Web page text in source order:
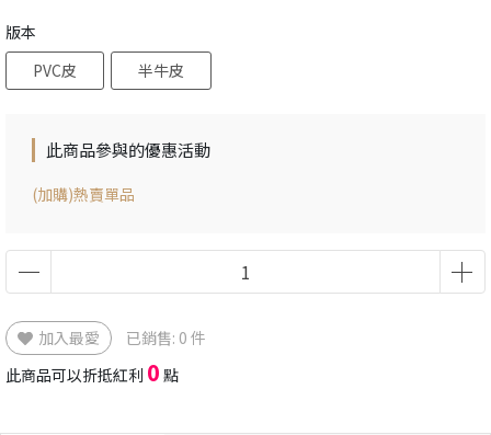
版本
PVC皮
半牛皮
此商品參與的優惠活動
(加購)熱賣單品
加入最愛
已銷售: 0 件
此商品可以折抵紅利 0 點